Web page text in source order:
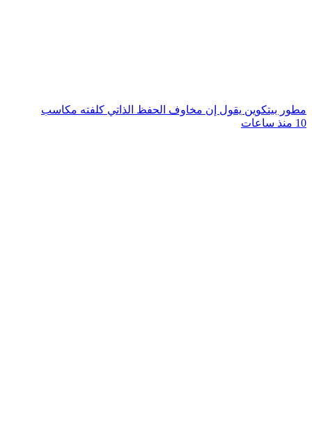
مطور بيتكوين يقول إن مخاوف الحفظ الذاتي كلفته مكاسب
10 منذ ساعات